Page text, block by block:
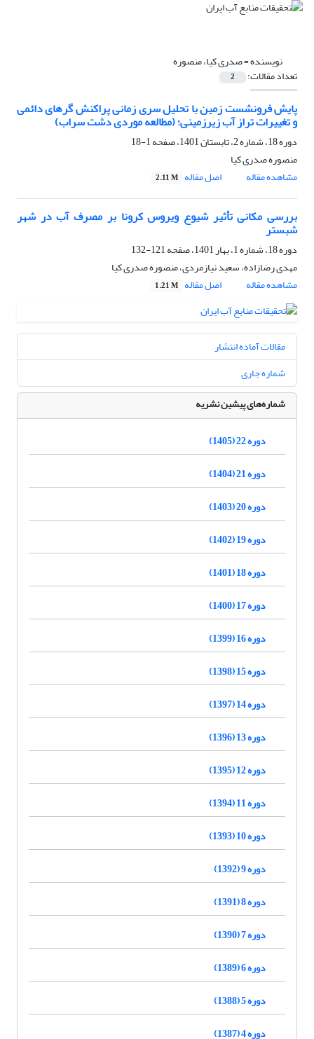
نویسنده =صدری کیا، منصوره
تعداد مقالات: 2
پایش فرونشست زمین با تحلیل سری زمانی پراکنش گرهای دائمی
و تغییرات تراز آب زیرزمینی؛ (مطالعه موردی دشت سراب)
دوره 18، شماره 2، تابستان 1401، صفحه
1-18
منصوره صدری کیا
مشاهده مقاله
اصل مقاله 2.11 M
بررسی مکانی تأثیر شیوع ویروس کرونا بر مصرف آب در شهر
شبستر
دوره 18، شماره 1، بهار 1401، صفحه
121-132
مهدی رضازاده، سعید نیازمردی، منصوره صدری کیا
مشاهده مقاله
اصل مقاله 1.21 M
مقالات آماده انتشار
شماره جاری
شماره‌های پیشین نشریه
دوره 22 (1405)
دوره 21 (1404)
دوره 20 (1403)
دوره 19 (1402)
دوره 18 (1401)
دوره 17 (1400)
دوره 16 (1399)
دوره 15 (1398)
دوره 14 (1397)
دوره 13 (1396)
دوره 12 (1395)
دوره 11 (1394)
دوره 10 (1393)
دوره 9 (1392)
دوره 8 (1391)
دوره 7 (1390)
دوره 6 (1389)
دوره 5 (1388)
دوره 4 (1387)